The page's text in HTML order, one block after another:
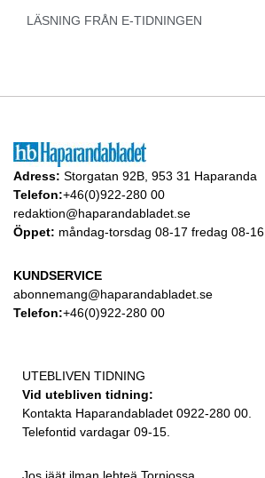
LÄSNING FRÅN E-TIDNINGEN
Adress: Storgatan 92B, 953 31 Haparanda
Telefon:+46(0)922-280 00
redaktion@haparandabladet.se
Öppet: måndag-torsdag 08-17 fredag 08-16
KUNDSERVICE
abonnemang@haparandabladet.se
Telefon:+46(0)922-280 00
UTEBLIVEN TIDNING
Vid utebliven tidning:
Kontakta Haparandabladet 0922-280 00.
Telefontid vardagar 09-15.